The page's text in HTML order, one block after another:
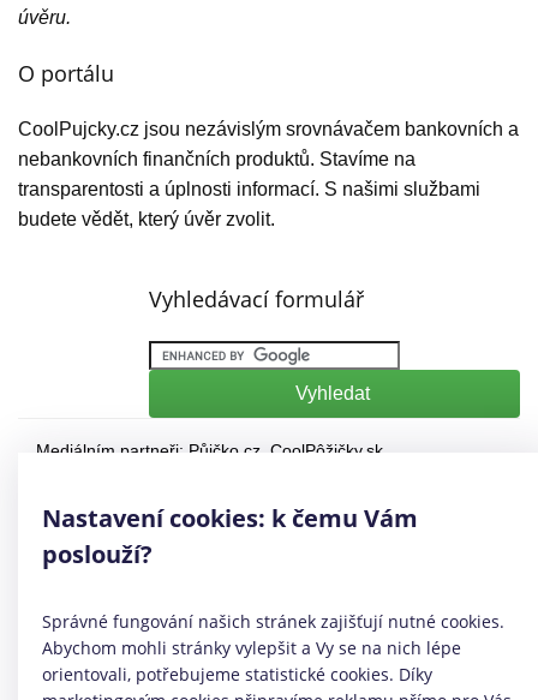
úvěru.
O portálu
CoolPujcky.cz jsou nezávislým srovnávačem bankovních a
nebankovních finančních produktů. Stavíme na
transparentosti a úplnosti informací. S našimi službami
budete vědět, který úvěr zvolit.
Vyhledávací formulář
Mediálním partneři: Půjčko.cz CoolPôžičky.sk
©CoolPujcky.cz - Půjčky bez potvrzení o příjmu
Váš nezávislý odborný srovnávač půjček pro rok 2026
Provozovatel:Elephant Orchestra, s.r.o. Ve spolupráci sÚspory.cz
|Povinně zveřejňované informace | Informace o řazení
produktových nabídek
Nastavení cookies: k čemu Vám
poslouží?
Správné fungování našich stránek zajišťují nutné cookies.
Abychom mohli stránky vylepšit a Vy se na nich lépe
orientovali, potřebujeme statistické cookies. Díky